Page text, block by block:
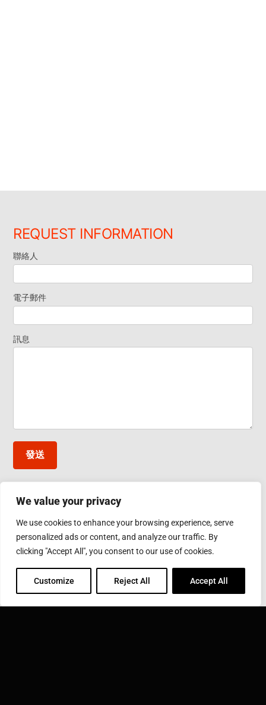
We value your privacy
We use cookies to enhance your browsing experience, serve
personalized ads or content, and analyze our traffic. By
clicking "Accept All", you consent to our use of cookies.
Customize Reject All Accept All
REQUEST INFORMATION
索
取
資
聯絡人
電子郵件
訊息
發送
台灣應達股份有限公司
彰化縣鹿港鎮彰濱工業區工業西五路10號
Phone: 886-4-7811630
Fax: 886-4-7811631